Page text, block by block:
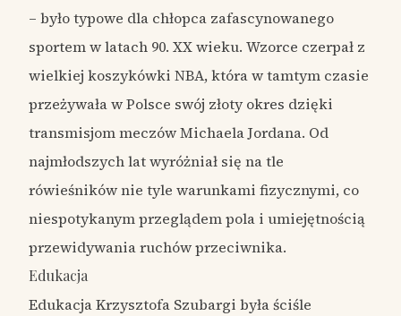
– było typowe dla chłopca zafascynowanego
sportem w latach 90. XX wieku. Wzorce czerpał z
wielkiej koszykówki NBA, która w tamtym czasie
przeżywała w Polsce swój złoty okres dzięki
transmisjom meczów Michaela Jordana. Od
najmłodszych lat wyróżniał się na tle
rówieśników nie tyle warunkami fizycznymi, co
niespotykanym przeglądem pola i umiejętnością
przewidywania ruchów przeciwnika.
Edukacja
Edukacja Krzysztofa Szubargi była ściśle